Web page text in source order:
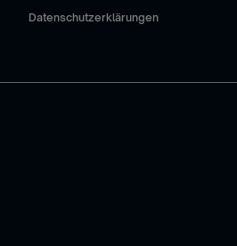
Datenschutzerklärungen